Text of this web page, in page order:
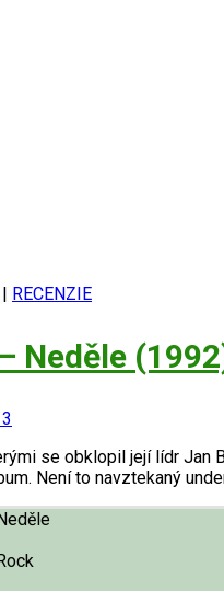
| RECENZIE
Neděle
se obklopil její lídr Jan
Není to navztekaný